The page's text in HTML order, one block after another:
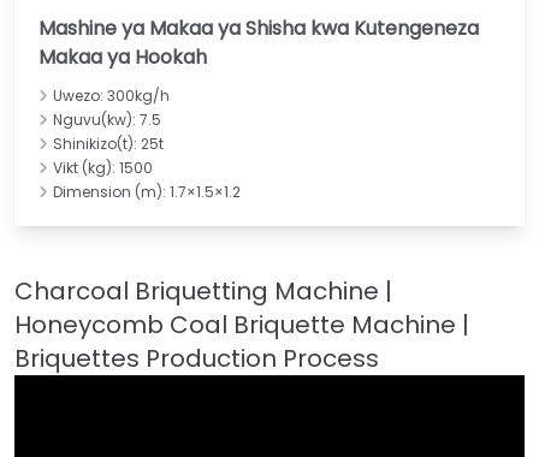
Mashine ya Makaa ya Shisha kwa Kutengeneza
Makaa ya Hookah
Uwezo: 300kg/h
Nguvu(kw): 7.5
Shinikizo(t): 25t
Vikt (kg): 1500
Dimension (m): 1.7×1.5×1.2